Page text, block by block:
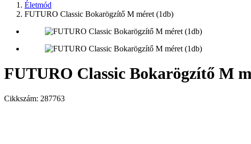
Életmód
FUTURO Classic Bokarögzítő M méret (1db)
FUTURO Classic Bokarögzítő M
Cikkszám: 287763